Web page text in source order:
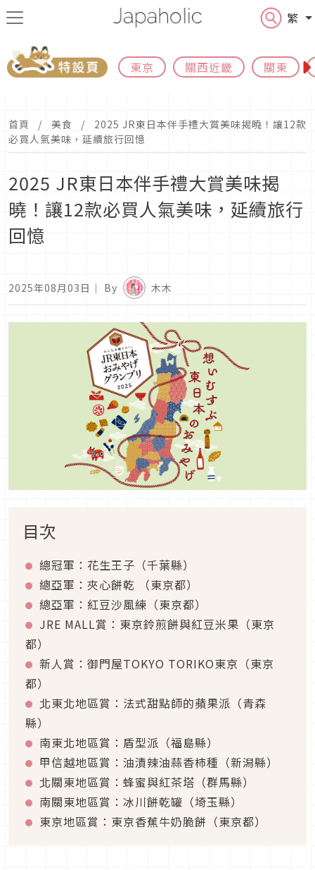
繁
東京 關西近畿 關東
首頁 美食
2025 JR東日本伴手禮大賞美味揭曉！讓12款
必買人氣美味，延續旅行回憶
2025 JR東日本伴手禮大賞美味揭
曉！讓12款必買人氣美味，延續旅行
回憶
2025年08月03日 ｜ By 木木
目次
總冠軍：花生王子（千葉縣）
總亞軍：夾心餅乾 （東京都）
總亞軍：紅豆沙風練（東京都）
JRE MALL賞：東京鈴煎餅與紅豆米果（東京
都）
新人賞：御門屋TOKYO TORIKO東京（東京
都）
北東北地區賞：法式甜點師的蘋果派（青森
縣）
南東北地區賞：盾型派（福島縣）
甲信越地區賞：油漬辣油蒜香柿種（新潟縣）
北關東地區賞：蜂蜜與紅茶塔（群馬縣）
南關東地區賞：冰川餅乾罐（埼玉縣）
東京地區賞：東京香蕉牛奶脆餅（東京都）